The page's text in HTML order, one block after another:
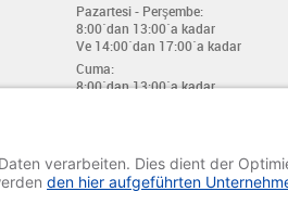
Pazartesi - Perşembe:
8:00´dan 13:00´a kadar
Ve 14:00´dan 17:00´a kadar
Cuma:
8:00´dan 13:00´a kadar
Fax: 0049 2151 - 7 633 655